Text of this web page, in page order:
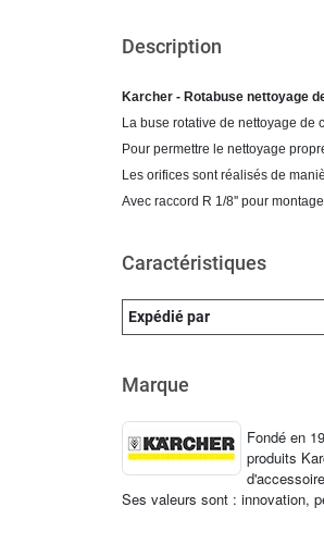
Description
Karcher - Rotabuse nettoyage
La buse rotative de nettoyage de
Pour permettre le nettoyage
Les orifices sont réalisés de
Avec raccord R 1/8'' pour
Caractéristiques
Expédié par
Marque
Fondé en
produits
Ses valeurs sont : innovation,